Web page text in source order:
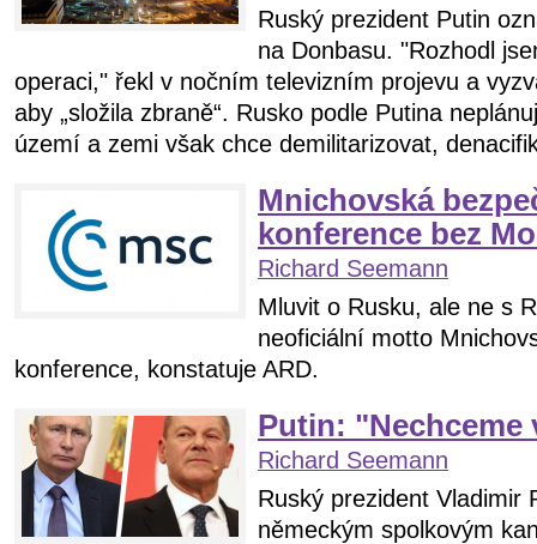
Ruský prezident Putin
na Donbasu. "Rozhodl
operaci," řekl v nočním televizním projevu a
aby „složila zbraně“. Rusko podle Putina
území a zemi však chce demilitarizovat,
Mnichovská
konference bez
Richard Seemann
Mluvit o Rusku, ale ne s
neoficiální motto
konference, konstatuje ARD.
Putin: "Nechceme
Richard Seemann
Ruský prezident Vladimir
německým spolkovým